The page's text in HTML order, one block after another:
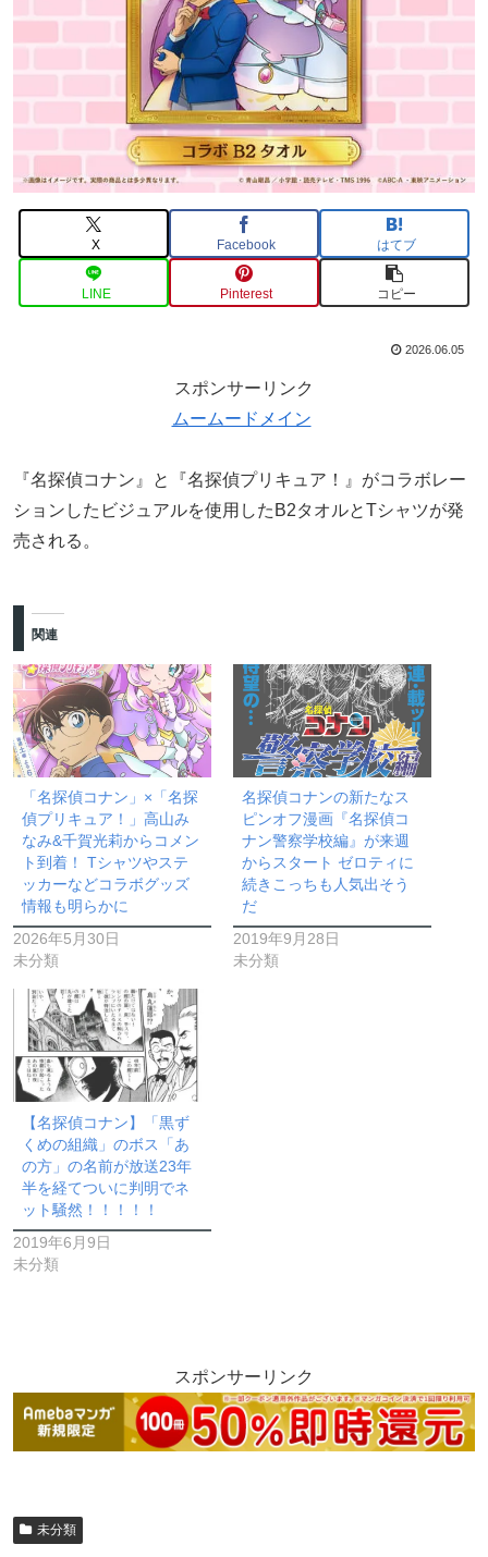
X Facebook はてブ
LINE Pinterest コピー
2026.06.05
スポンサーリンク
ムームードメイン
『名探偵コナン』と『名探偵プリキュア！』がコラボレー
ションしたビジュアルを使用したB2タオルとTシャツが発
売される。
関連
「名探偵コナン」×「名探
偵プリキュア！」高山み
なみ&千賀光莉からコメン
ト到着！ Tシャツやステ
ッカーなどコラボグッズ
情報も明らかに
2026年5月30日
未分類
名探偵コナンの新たなス
ピンオフ漫画『名探偵コ
ナン警察学校編』が来週
からスタート ゼロティに
続きこっちも人気出そう
だ
2019年9月28日
未分類
【名探偵コナン】「黒ず
くめの組織」のボス「あ
の方」の名前が放送23年
半を経てついに判明でネ
ット騒然！！！！！
2019年6月9日
未分類
スポンサーリンク
未分類